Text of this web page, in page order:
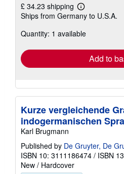
£ 34.23 shipping
Learn
more
shipping
Ships from Germany to U.S.A.
Quantity: 1 available
Add to
Kurze vergleichende
indogermanischen
Karl Brugmann
Published by De Gruyter, De
ISBN 10: 3111186474 / ISBN
New / Hardcover